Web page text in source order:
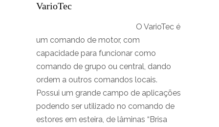
VarioTec
O VarioTec é
um comando de motor, com
capacidade para funcionar como
comando de grupo ou central, dando
ordem a outros comandos locais.
Possui um grande campo de aplicações
podendo ser utilizado no comando de
estores em esteira, de lâminas “Brisa